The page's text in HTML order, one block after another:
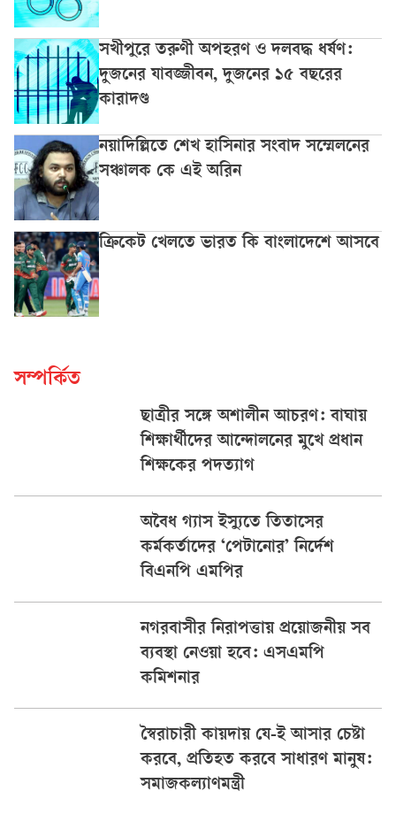
সখীপুরে তরুণী অপহরণ ও দলবদ্ধ ধর্ষণ:
দুজনের যাবজ্জীবন, দুজনের ১৫ বছরের
কারাদণ্ড
নয়াদিল্লিতে শেখ হাসিনার সংবাদ সম্মেলনের
সঞ্চালক কে এই অরিন
ক্রিকেট খেলতে ভারত কি বাংলাদেশে আসবে
সম্পর্কিত
ছাত্রীর সঙ্গে অশালীন আচরণ: বাঘায়
শিক্ষার্থীদের আন্দোলনের মুখে প্রধান
শিক্ষকের পদত্যাগ
অবৈধ গ্যাস ইস্যুতে তিতাসের
কর্মকর্তাদের ‘পেটানোর’ নির্দেশ
বিএনপি এমপির
নগরবাসীর নিরাপত্তায় প্রয়োজনীয় সব
ব্যবস্থা নেওয়া হবে: এসএমপি
কমিশনার
স্বৈরাচারী কায়দায় যে-ই আসার চেষ্টা
করবে, প্রতিহত করবে সাধারণ মানুষ:
সমাজকল্যাণমন্ত্রী